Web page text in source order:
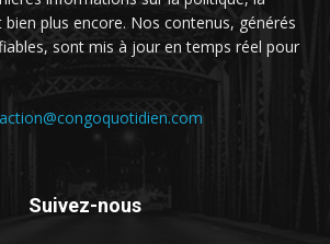
plus encore. Nos contenus, générés
sont mis à jour en temps réel pour
Suivez-nous